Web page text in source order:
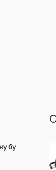
бу